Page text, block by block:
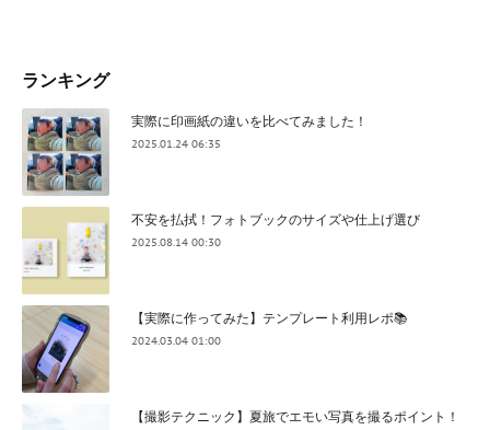
ランキング
実際に印画紙の違いを比べてみました！
2025.01.24 06:35
不安を払拭！フォトブックのサイズや仕上げ選び
2025.08.14 00:30
【実際に作ってみた】テンプレート利用レポ📚
2024.03.04 01:00
【撮影テクニック】夏旅でエモい写真を撮るポイント！